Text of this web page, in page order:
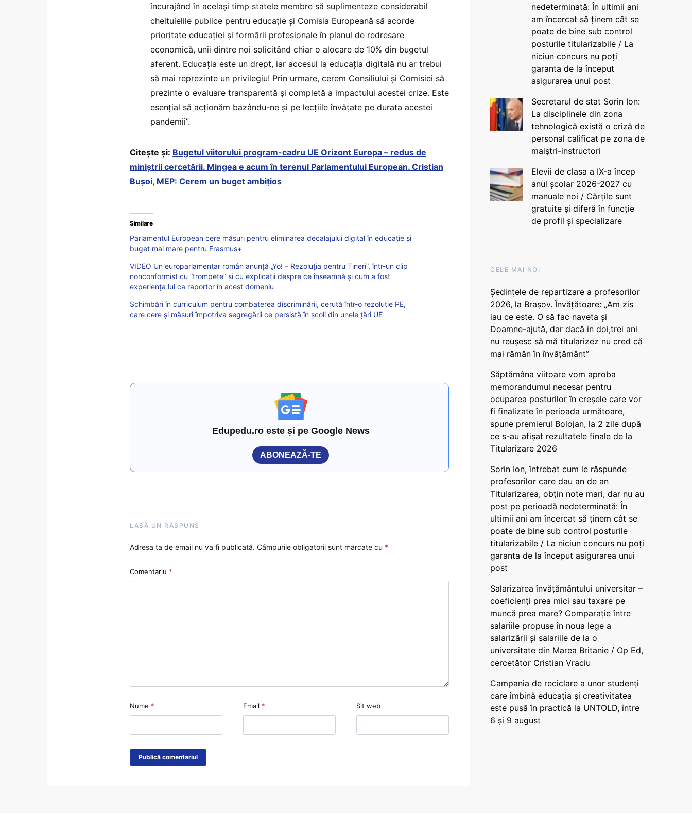
încurajând în același timp statele membre să suplimenteze considerabil
cheltuielile publice pentru educație și Comisia Europeană să acorde
prioritate educației și formării profesionale în planul de redresare
economică, unii dintre noi solicitând chiar o alocare de 10% din bugetul
aferent. Educația este un drept, iar accesul la educația digitală nu ar trebui
să mai reprezinte un privilegiu! Prin urmare, cerem Consiliului și Comisiei să
prezinte o evaluare transparentă și completă a impactului acestei crize. Este
esențial să acționăm bazându-ne și pe lecțiile învățate pe durata acestei
pandemii”.
Citește și: Bugetul viitorului program-cadru UE Orizont Europa – redus de
miniștrii cercetării. Mingea e acum în terenul Parlamentului European. Cristian
Bușoi, MEP: Cerem un buget ambițios
Similare
Parlamentul European cere măsuri pentru eliminarea decalajului digital în educație și
buget mai mare pentru Erasmus+
VIDEO Un europarlamentar român anunță „Yo! – Rezoluția pentru Tineri”, într-un clip
nonconformist cu “trompete” și cu explicații despre ce înseamnă și cum a fost
experiența lui ca raportor în acest domeniu
Schimbări în curriculum pentru combaterea discriminării, cerută într-o rezoluție PE,
care cere și măsuri împotriva segregării ce persistă în școli din unele țări UE
Edupedu.ro este și pe Google News
ABONEAZĂ-TE
LASĂ UN RĂSPUNS
Adresa ta de email nu va fi publicată. Câmpurile obligatorii sunt marcate cu *
Comentariu *
Nume * Email * Sit web
nedeterminată: În ultimii ani
am încercat să ținem cât se
poate de bine sub control
posturile titularizabile / La
niciun concurs nu poți
garanta de la început
asigurarea unui post
Secretarul de stat Sorin Ion:
La disciplinele din zona
tehnologică există o criză de
personal calificat pe zona de
maiștri-instructori
Elevii de clasa a IX-a încep
anul școlar 2026-2027 cu
manuale noi / Cărțile sunt
gratuite și diferă în funcție
de profil și specializare
CELE MAI NOI
Ședințele de repartizare a profesorilor
2026, la Brașov. Învățătoare: „Am zis
iau ce este. O să fac naveta și
Doamne-ajută, dar dacă în doi,trei ani
nu reușesc să mă titularizez nu cred că
mai rămân în învățământ”
Săptămâna viitoare vom aproba
memorandumul necesar pentru
ocuparea posturilor în creșele care vor
fi finalizate în perioada următoare,
spune premierul Bolojan, la 2 zile după
ce s-au afișat rezultatele finale de la
Titularizare 2026
Sorin Ion, întrebat cum le răspunde
profesorilor care dau an de an
Titularizarea, obțin note mari, dar nu au
post pe perioadă nedeterminată: În
ultimii ani am încercat să ținem cât se
poate de bine sub control posturile
titularizabile / La niciun concurs nu poți
garanta de la început asigurarea unui
post
Salarizarea învățământului universitar –
coeficienți prea mici sau taxare pe
muncă prea mare? Comparație între
salariile propuse în noua lege a
salarizării și salariile de la o
universitate din Marea Britanie / Op Ed,
cercetător Cristian Vraciu
Campania de reciclare a unor studenți
care îmbină educația și creativitatea
este pusă în practică la UNTOLD, între
6 și 9 august